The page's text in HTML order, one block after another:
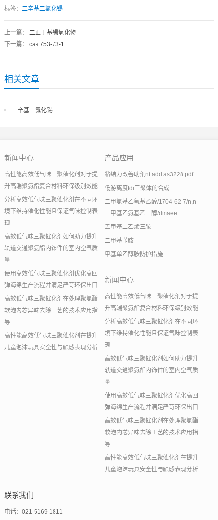
标签： 二辛基二氯化锡
上一篇： 二正丁基锡氧化物
下一篇： cas 753-73-1
相关文章
二辛基二氯化锡
新闻中心
高性能高效低气味三聚催化剂对于提
升高端聚氨酯复合材料环保级别效能
分析高效低气味三聚催化剂在不同环
境下维持催化性能且保证气味控制表
现
高效低气味三聚催化剂如何助力提升
轨道交通聚氨酯内饰件的室内空气质
量
使用高效低气味三聚催化剂优化高回
弹海绵生产流程并满足严苛环保出口
高效低气味三聚催化剂在处理聚氨酯
软泡内芯异味去除工艺的技术应用指
导
高性能高效低气味三聚催化剂在提升
儿童泡沫玩具安全性与触感表现分析
产品应用
粘结力改善助剂nt add as3228.pdf
低游离度tdi三聚体的合成
二甲氨基乙氧基乙醇/1704-62-7/n,n-
二甲基乙氨基乙二醇/dmaee
五甲基二乙烯三胺
二甲基苄胺
甲基单乙醇胺防护措施
新闻中心
高性能高效低气味三聚催化剂对于提
升高端聚氨酯复合材料环保级别效能
分析高效低气味三聚催化剂在不同环
境下维持催化性能且保证气味控制表
现
高效低气味三聚催化剂如何助力提升
轨道交通聚氨酯内饰件的室内空气质
量
使用高效低气味三聚催化剂优化高回
弹海绵生产流程并满足严苛环保出口
高效低气味三聚催化剂在处理聚氨酯
软泡内芯异味去除工艺的技术应用指
导
高性能高效低气味三聚催化剂在提升
儿童泡沫玩具安全性与触感表现分析
联系我们
电话：021-5169 1811